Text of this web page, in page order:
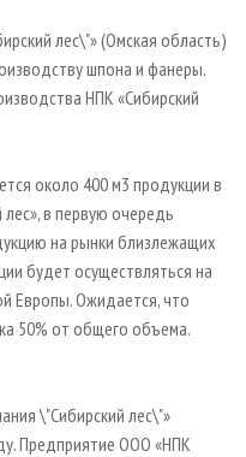
лес\"» (Омская область)
шпона и фанеры.
НПК «Сибирский
около 400 м3 продукции в
в первую очередь
на рынки близлежащих
будет осуществляться на
Европы. Ожидается, что
50% от общего объема.
\"Сибирский лес\"»
Предприятие ООО «НПК